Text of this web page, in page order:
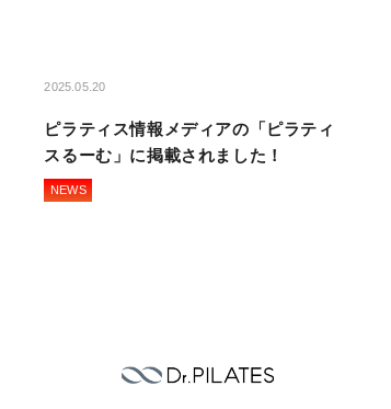
2025.05.20
ピラティス情報メディアの「ピラティ
スるーむ」に掲載されました！
NEWS